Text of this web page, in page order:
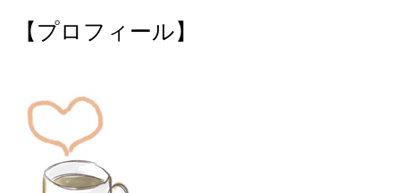
【プロフィール】